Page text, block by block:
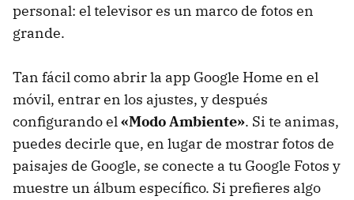
personal: el televisor es un marco de fotos en
grande.
Tan fácil como abrir la app Google Home en el
móvil, entrar en los ajustes, y después
configurando el«Modo Ambiente». Si te animas,
puedes decirle que, en lugar de mostrar fotos de
paisajes de Google, se conecte a tu Google Fotos y
muestre un álbum específico. Si prefieres algo